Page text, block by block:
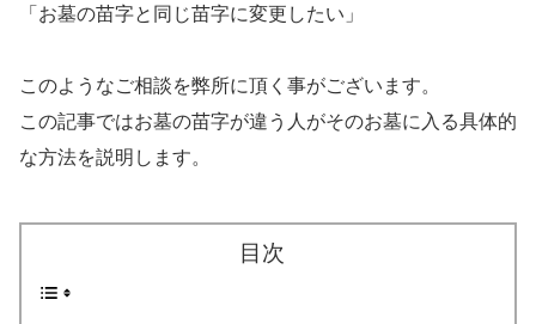
「お墓の苗字と同じ苗字に変更したい」
このようなご相談を弊所に頂く事がございます。
この記事ではお墓の苗字が違う人がそのお墓に入る具体的
な方法を説明します。
目次